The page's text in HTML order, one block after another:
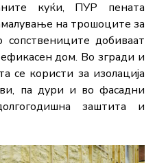
куќи, ПУР пената
на трошоците за
добиваат
дом. Во згради и
се користи за изолација
па дури и во фасадни
заштита и